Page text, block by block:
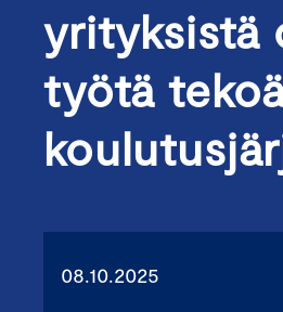
yrityksistä
työtä
08.10.2025